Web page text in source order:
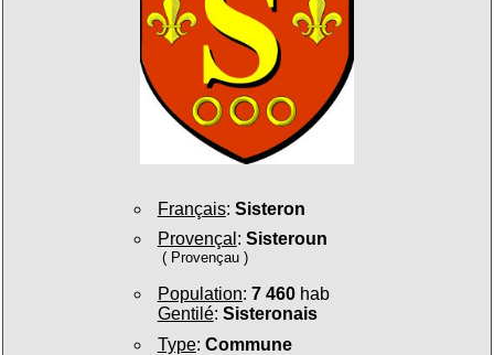
Français: Sisteron
Provençal : Sisteroun
( Provençau )
Population: 7 460hab
Gentilé: Sisteronais
Type: Commune